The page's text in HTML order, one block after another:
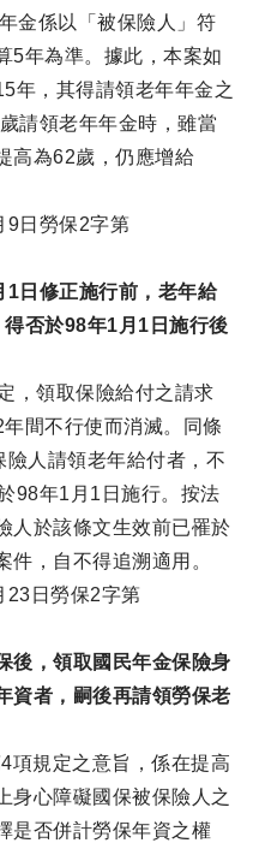
金係以「被保險人」符
5年為準。據此，本案如
年，其得請領老年年金之
請領老年年金時，雖當
高為62歲，仍應增給
9日勞保2字第
日修正施行前，老年給
否於98年1月1日施行後
，領取保險給付之請求
間不行使而消滅。同條
人請領老年給付者，不
98年1月1日施行。按法
人於該條文生效前已罹於
件，自不得追溯適用。
23日勞保2字第
後，領取國民年金保險身
資者，嗣後再請領勞保老
項規定之意旨，係在提高
身心障礙國保被保險人之
是否併計勞保年資之權